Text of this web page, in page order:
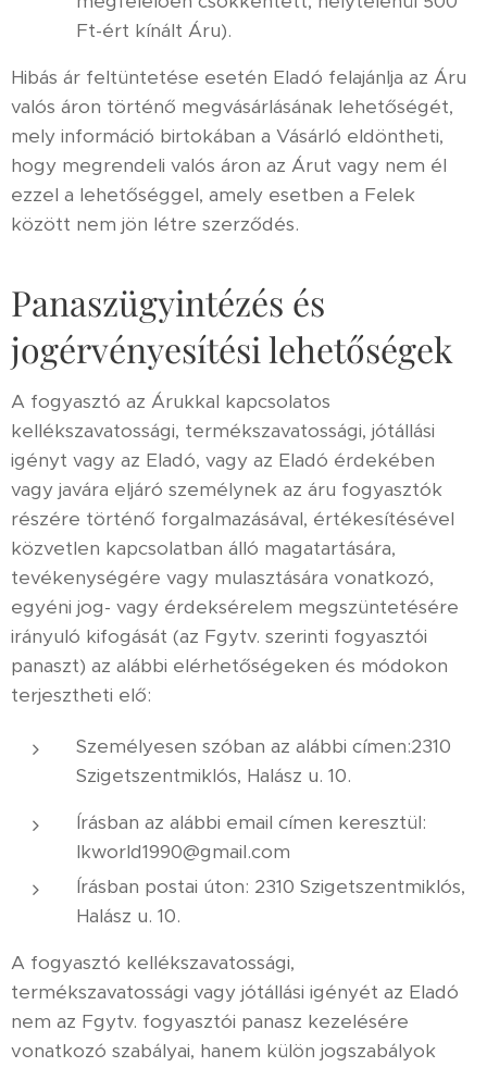
Ft-ért kínált Áru).
Hibás ár feltüntetése esetén Eladó felajánlja az Áru
valós áron történő megvásárlásának lehetőségét,
mely információ birtokában a Vásárló eldöntheti,
hogy megrendeli valós áron az Árut vagy nem él
ezzel a lehetőséggel, amely esetben a Felek
között nem jön létre szerződés.
Panaszügyintézés és
jogérvényesítési lehetőségek
A fogyasztó az Árukkal kapcsolatos
kellékszavatossági, termékszavatossági, jótállási
igényt vagy az Eladó, vagy az Eladó érdekében
vagy javára eljáró személynek az áru fogyasztók
részére történő forgalmazásával, értékesítésével
közvetlen kapcsolatban álló magatartására,
tevékenységére vagy mulasztására vonatkozó,
egyéni jog- vagy érdeksérelem megszüntetésére
irányuló kifogását (az Fgytv. szerinti fogyasztói
panaszt) az alábbi elérhetőségeken és módokon
terjesztheti elő:
Személyesen szóban az alábbi címen:2310
Szigetszentmiklós, Halász u. 10.
Írásban az alábbi email címen keresztül:
lkworld1990@gmail.com
Írásban postai úton: 2310 Szigetszentmiklós,
Halász u. 10.
A fogyasztó kellékszavatossági,
termékszavatossági vagy jótállási igényét az Eladó
nem az Fgytv. fogyasztói panasz kezelésére
vonatkozó szabályai, hanem külön jogszabályok